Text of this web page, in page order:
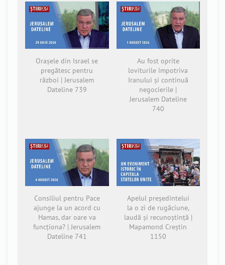
Orașele din Israel se
pregătesc pentru
război | Jerusalem
Dateline 739
Au fost oprite
loviturile împotriva
Iranului și continuă
negocierile |
Jerusalem Dateline
740
Consiliul pentru Pace
ajunge la un acord cu
Hamas, dar oare va
funcționa? | Jerusalem
Dateline 741
Apelul președintelui
la o zi de rugăciune,
laudă și recunoștință |
Mapamond Creștin
1150